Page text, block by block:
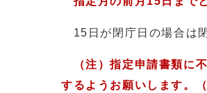
15日が閉庁日の場合は
（注）指定申請書類に
するようお願いします。